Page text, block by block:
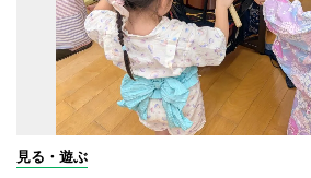
見る・遊ぶ